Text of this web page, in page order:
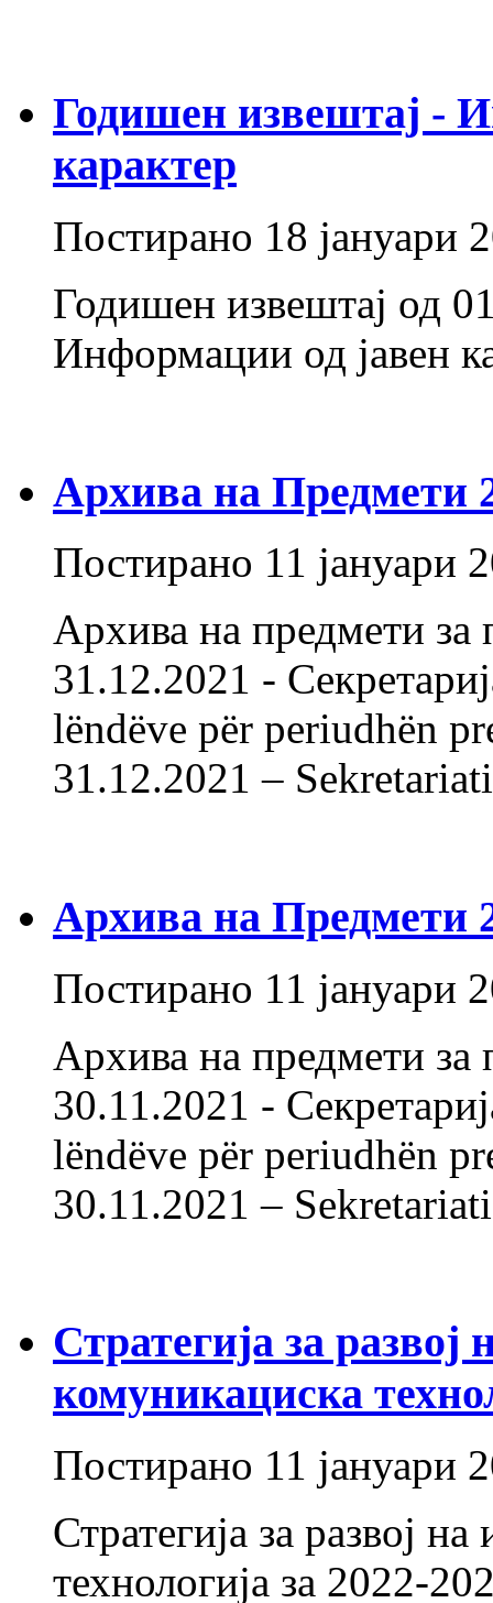
Годишен извештај -
карактер
Постирано 18 јануари
Годишен извештај од
Информации од јавен
Архива на Предмети
Постирано 11 јануари
Архива на предмети
31.12.2021 -
lëndëve për periudhën
31.12.2021 –
Архива на Предмети
Постирано 11 јануари
Архива на предмети
30.11.2021 -
lëndëve për periudhën
30.11.2021 –
Стратегија за
комуникациска
Постирано 11 јануари
Стратегија за развој
технологија за 2022-